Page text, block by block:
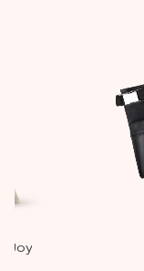
Joy